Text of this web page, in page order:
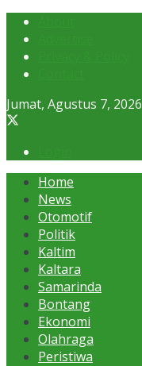
Jumat, Agustus 7, 2026
Home
News
Otomotif
Politik
Kaltim
Kaltara
Samarinda
Bontang
Ekonomi
Olahraga
Peristiwa